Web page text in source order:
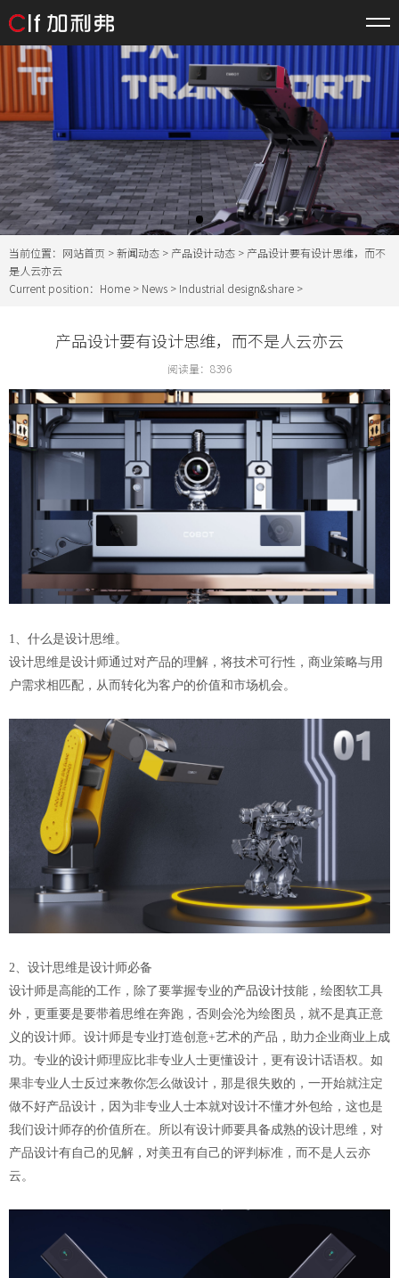
当前位置： 网站首页 >新闻动态 > 产品设计动态 > 产品设计要有设计思维，而不
是人云亦云
Current position： Home > News > Industrial design&share >
产品设计要有设计思维，而不是人云亦云
阅读量： 8396
1、什么是设计思维。
设计思维是设计师通过对产品的理解，将技术可行性，商业策略与用
户需求相匹配，从而转化为客户的价值和市场机会。
2、设计思维是设计师必备
设计师是高能的工作，除了要掌握专业的产品设计技能，绘图软工具
外，更重要是要带着思维在奔跑，否则会沦为绘图员，就不是真正意
义的设计师。设计师是专业打造创意+艺术的产品，助力企业商业上成
功。专业的设计师理应比非专业人士更懂设计，更有设计话语权。如
果非专业人士反过来教你怎么做设计，那是很失败的，一开始就注定
做不好产品设计，因为非专业人士本就对设计不懂才外包给，这也是
我们设计师存的价值所在。所以有设计师要具备成熟的设计思维，对
产品设计有自己的见解，对美丑有自己的评判标准，而不是人云亦
云。